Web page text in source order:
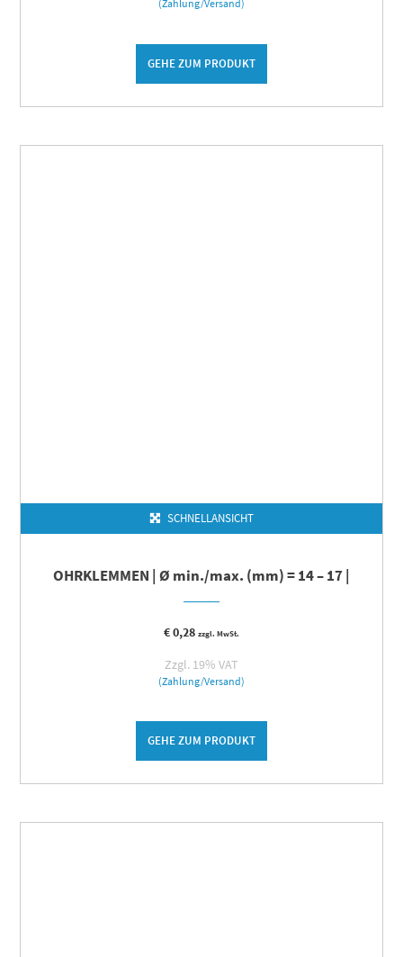
(Zahlung/Versand)
GEHE ZUM PRODUKT
SCHNELLANSICHT
OHRKLEMMEN | Ø min./max. (mm) = 14 – 17 |
€0,28 zzgl. MwSt.
Zzgl. 19% VAT
(Zahlung/Versand)
GEHE ZUM PRODUKT